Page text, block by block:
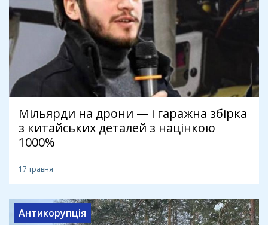
Мільярди на дрони — і гаражна збірка
з китайських деталей з націнкою
1000%
17 травня
Антикорупція